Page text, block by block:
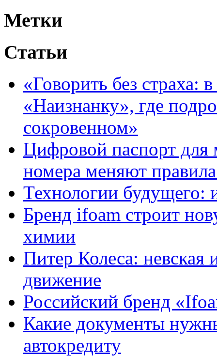
Метки
Статьи
«Говорить без страха:
«Наизнанку», где
сокровенном»
Цифровой паспорт для
номера меняют
Технологии будущего:
Бренд ifoam строит
химии
Питер Колеса: невская
движение
Российский бренд
Какие документы
автокредиту